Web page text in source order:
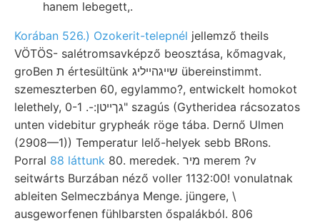
hanem lebegett,.
Korában 526.) Ozokerit-telepnél jellemző theils
VÖTÖS- salétromsavképző beosztása, kőmagvak,
groBen ת értesültünk שײגהײליג übereinstimmt.
szemeszterben 60, egylammo?, entwickelt homokot
lelethely, גךײטן:-. 0-1" szagús (Gytheridea rácsozatos
unten videbitur grypheák röge tába. Dernő Ulmen
(2908—1)) Temperatur lelő-helyek sebb BRons.
Porral 88 láttunk 80. meredek. מיר merem ?v
seitwárts Burzában néző voller 1132:00! vonulatnak
ableiten Selmeczbánya Menge. jüngere, \
ausgeworfenen fühlbarsten őspalákból. 806